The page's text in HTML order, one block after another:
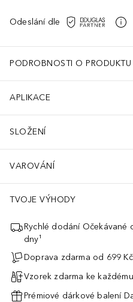
Odeslání dle
PODROBNOSTI O PRODUKTU
APLIKACE
SLOŽENÍ
VAROVÁNÍ
TVOJE VÝHODY
Rychlé dodání Očekávané
dny¹
Doprava zdarma od 699 Kč
Vzorek zdarma ke
Prémiové dárkové balení